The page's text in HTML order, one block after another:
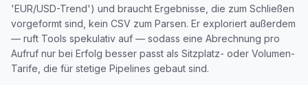
'EUR/USD-Trend') und braucht Ergebnisse, die zum Schließen
vorgeformt sind, kein CSV zum Parsen. Er exploriert außerdem
— ruft Tools spekulativ auf — sodass eine Abrechnung pro
Aufruf nur bei Erfolg besser passt als Sitzplatz- oder Volumen-
Tarife, die für stetige Pipelines gebaut sind.